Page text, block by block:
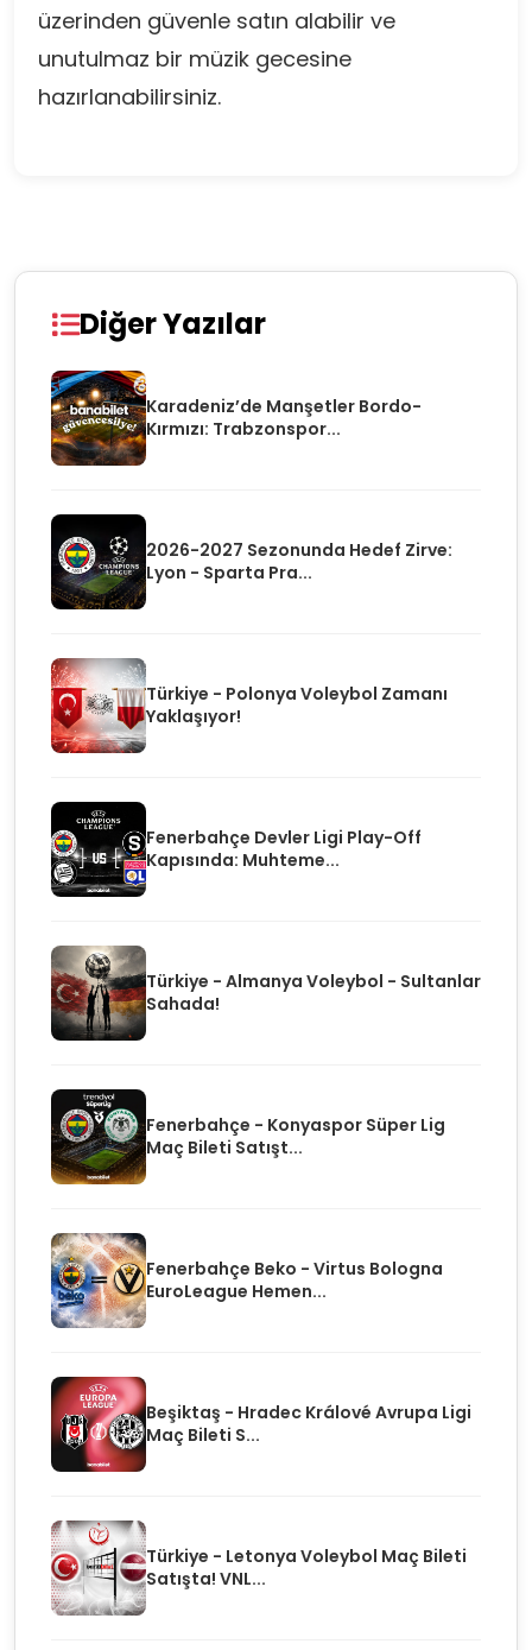
üzerinden güvenle satın alabilir ve
unutulmaz bir müzik gecesine
hazırlanabilirsiniz.
Diğer Yazılar
Karadeniz’de Manşetler Bordo-
Kırmızı: Trabzonspor...
2026-2027 Sezonunda Hedef Zirve:
Lyon - Sparta Pra...
Türkiye - Polonya Voleybol Zamanı
Yaklaşıyor!
Fenerbahçe Devler Ligi Play-Off
Kapısında: Muhteme...
Türkiye - Almanya Voleybol - Sultanlar
Sahada!
Fenerbahçe - Konyaspor Süper Lig
Maç Bileti Satışt...
Fenerbahçe Beko - Virtus Bologna
EuroLeague Hemen...
Beşiktaş - Hradec Králové Avrupa Ligi
Maç Bileti S...
Türkiye - Letonya Voleybol Maç Bileti
Satışta! VNL...